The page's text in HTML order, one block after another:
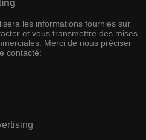
les informations fournies sur
et vous transmettre des mises
Merci de nous préciser
contacté: